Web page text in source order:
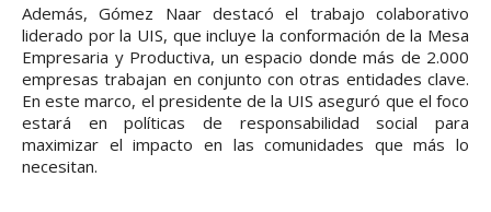
Además, Gómez Naar destacó el trabajo colaborativo
liderado por la UIS, que incluye la conformación de la Mesa
Empresaria y Productiva, un espacio donde más de 2.000
empresas trabajan en conjunto con otras entidades clave.
En este marco, el presidente de la UIS aseguró que el foco
estará en políticas de responsabilidad social para
maximizar el impacto en las comunidades que más lo
necesitan.